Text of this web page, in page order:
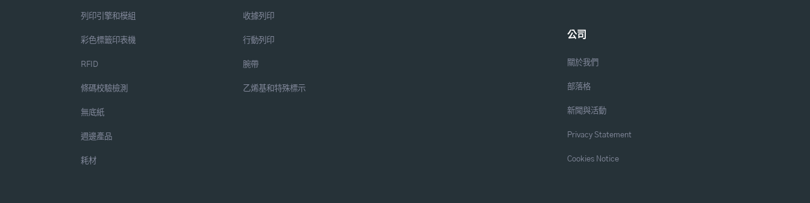
列印引擎和模組
彩色標籤印表機
RFID
條碼校驗檢測
無底紙
週邊產品
耗材
收據列印
行動列印
腕帶
乙烯基和特殊標示
公司
關於我們
部落格
新聞與活動
Privacy Statement
Cookies Notice